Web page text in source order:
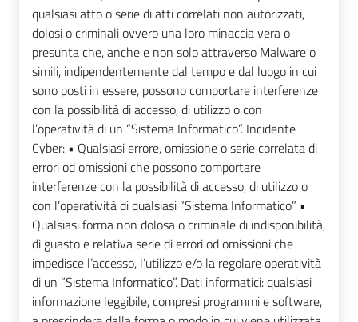
qualsiasi atto o serie di atti correlati non autorizzati,
dolosi o criminali ovvero una loro minaccia vera o
presunta che, anche e non solo attraverso Malware o
simili, indipendentemente dal tempo e dal luogo in cui
sono posti in essere, possono comportare interferenze
con la possibilità di accesso, di utilizzo o con
l’operatività di un “Sistema Informatico”. Incidente
Cyber: • Qualsiasi errore, omissione o serie correlata di
errori od omissioni che possono comportare
interferenze con la possibilità di accesso, di utilizzo o
con l’operatività di qualsiasi “Sistema Informatico” •
Qualsiasi forma non dolosa o criminale di indisponibilità,
di guasto e relativa serie di errori od omissioni che
impedisce l’accesso, l’utilizzo e/o la regolare operatività
di un “Sistema Informatico”. Dati informatici: qualsiasi
informazione leggibile, compresi programmi e software,